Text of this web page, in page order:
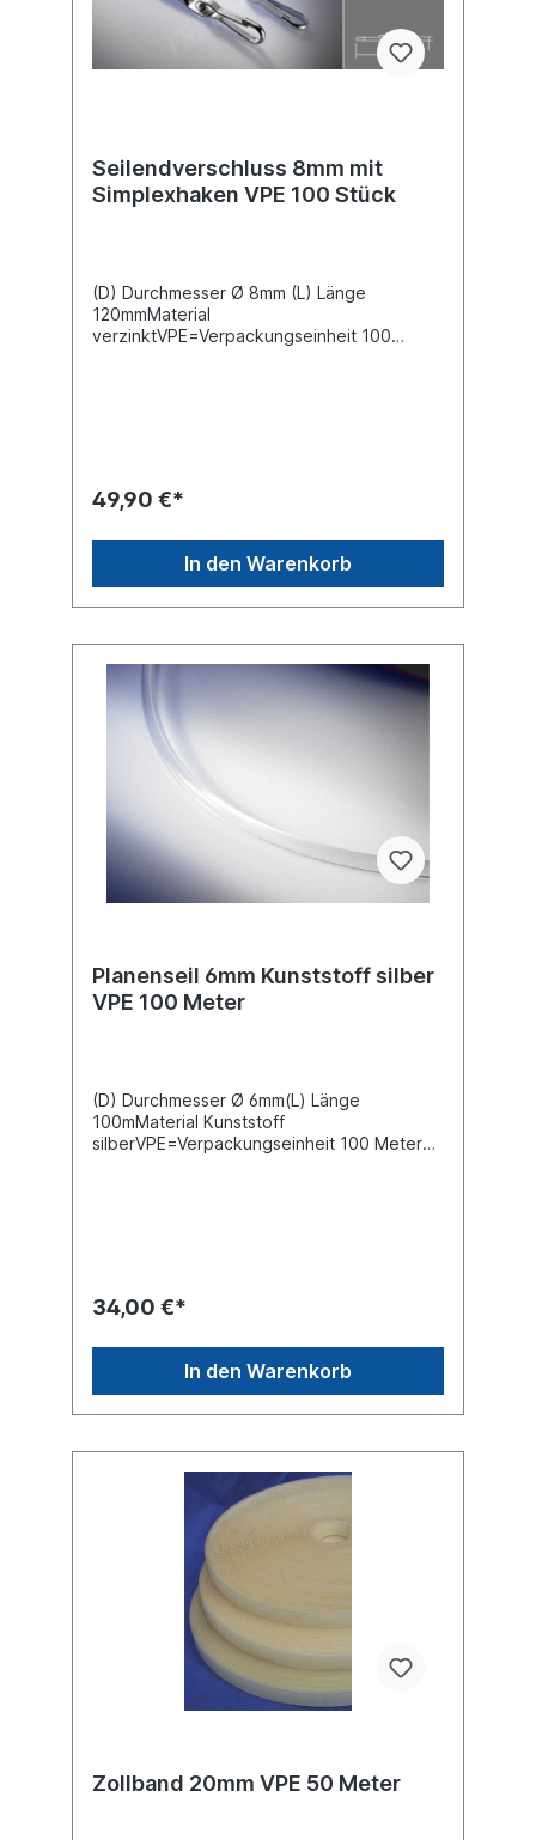
Seilendverschluss 8mm mit
Simplexhaken VPE 100 Stück
(D) Durchmesser Ø 8mm (L) Länge
120mmMaterial
verzinktVPE=Verpackungseinheit 100
49,90 €*
In den Warenkorb
Planenseil 6mm Kunststoff silber
VPE 100 Meter
(D) Durchmesser Ø 6mm(L) Länge
100mMaterial Kunststoff
silberVPE=Verpackungseinheit 100 Meter
34,00 €*
In den Warenkorb
Zollband 20mm VPE 50 Meter